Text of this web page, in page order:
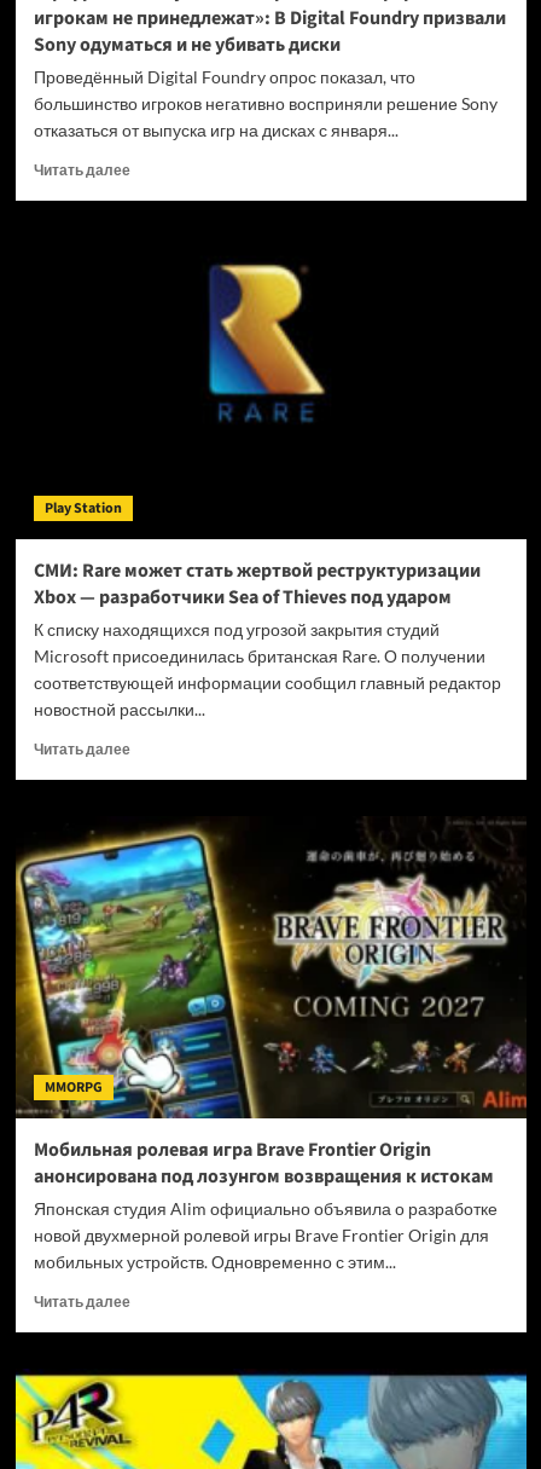
игрокам не принедлежат»: В Digital Foundry призвали
Sony одуматься и не убивать диски
Проведённый Digital Foundry опрос показал, что
большинство игроков негативно восприняли решение Sony
отказаться от выпуска игр на дисках с января...
Читать далееПрочитать
платформах
принедлежат»:
не
убивать
диски
Play Station
СМИ: Rare может стать жертвой реструктуризации
Xbox — разработчики Sea of Thieves под ударом
К списку находящихся под угрозой закрытия студий
Microsoft присоединилась британская Rare. О получении
соответствующей информации сообщил главный редактор
новостной рассылки...
Читать далееПрочитать
Rare
может
стать
жертвой
реструктуризации
Xbox
разработчики
Sea
of
Thieves
под
ударом
MMORPG
Мобильная ролевая игра Brave Frontier Origin
анонсирована под лозунгом возвращения к истокам
Японская студия Alim официально объявила о разработке
новой двухмерной ролевой игры Brave Frontier Origin для
мобильных устройств. Одновременно с этим...
Читать далееПрочитать
Brave
Frontier